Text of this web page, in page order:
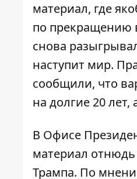
материал, где
по прекращению
снова
наступит мир.
сообщили, что
на долгие 20
В Офисе
материал
Трампа. По